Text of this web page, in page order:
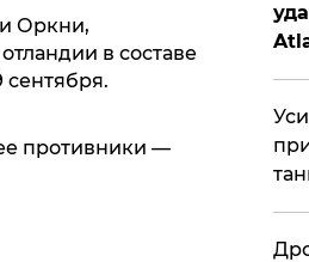
Оркни,
в составе
сентября.
противники —